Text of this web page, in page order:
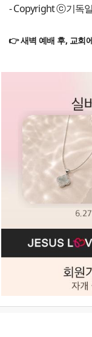
- Copyright ⓒ기독
👉 새벽 예배 후, 교회